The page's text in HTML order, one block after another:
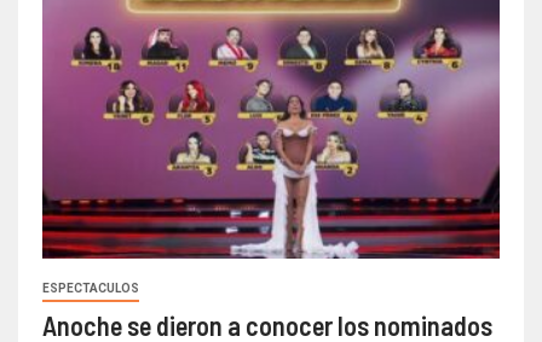
ESPECTACULOS
Anoche se dieron a conocer los nominados